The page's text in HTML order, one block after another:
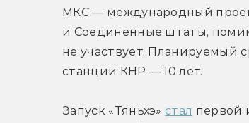
МКС — международный
и Соединенные штаты,
не участвует. Планируемый
станции КНР — 10 лет.
Запуск «Тяньхэ» стал первой